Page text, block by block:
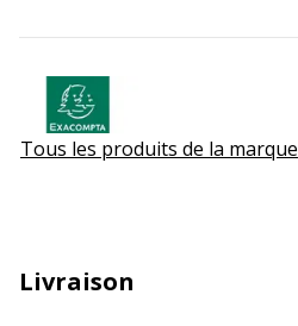
Tous les produits de la marque
Livraison